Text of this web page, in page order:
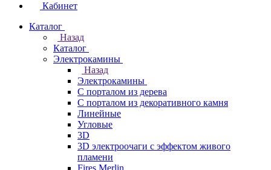
Кабинет
Каталог
Назад
Каталог
Электрокамины
Назад
Электрокамины
С порталом из дерева
С порталом из декоративного камня
Линейные
Угловые
3D
3D электроочаги с эффектом живого
пламени
Fires Merlin